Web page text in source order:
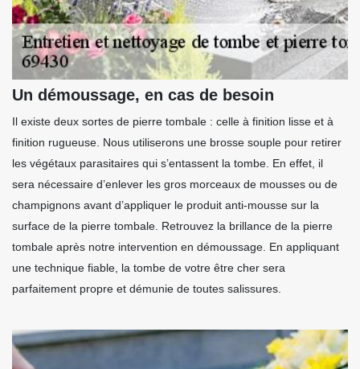
Un démoussage, en cas de besoin
Il existe deux sortes de pierre tombale : celle à finition lisse et à
finition rugueuse. Nous utiliserons une brosse souple pour retirer
les végétaux parasitaires qui s’entassent la tombe. En effet, il
sera nécessaire d’enlever les gros morceaux de mousses ou de
champignons avant d’appliquer le produit anti-mousse sur la
surface de la pierre tombale. Retrouvez la brillance de la pierre
tombale après notre intervention en démoussage. En appliquant
une technique fiable, la tombe de votre être cher sera
parfaitement propre et démunie de toutes salissures.